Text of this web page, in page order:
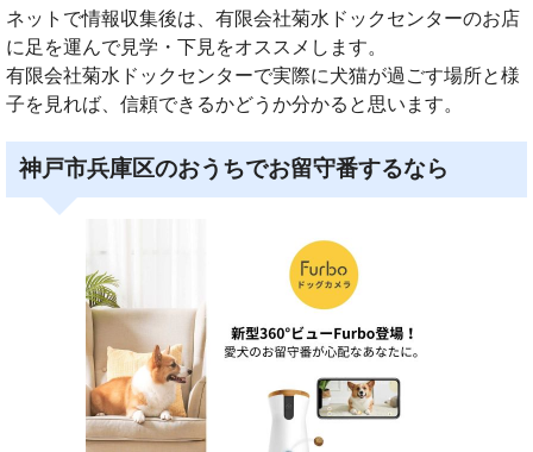
ネットで情報収集後は、有限会社菊水ドックセンターのお店
に足を運んで見学・下見をオススメします。
有限会社菊水ドックセンターで実際に犬猫が過ごす場所と様
子を見れば、信頼できるかどうか分かると思います。
神戸市兵庫区のおうちでお留守番するなら